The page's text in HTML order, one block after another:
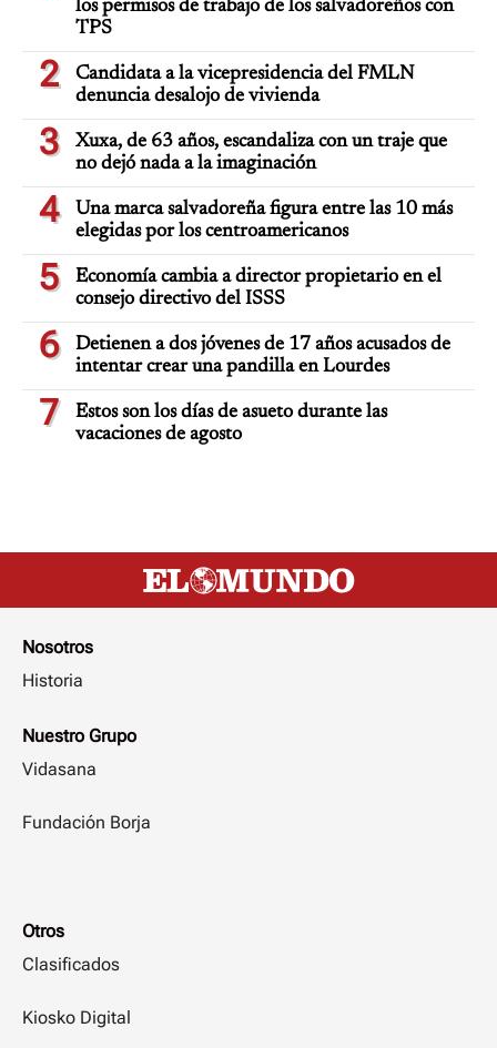
los permisos de trabajo de los salvadoreños con
TPS
2
Candidata a la vicepresidencia del FMLN
denuncia desalojo de vivienda
3
Xuxa, de 63 años, escandaliza con un traje que
no dejó nada a la imaginación
4
Una marca salvadoreña figura entre las 10 más
elegidas por los centroamericanos
5
Economía cambia a director propietario en el
consejo directivo del ISSS
6
Detienen a dos jóvenes de 17 años acusados de
intentar crear una pandilla en Lourdes
7
Estos son los días de asueto durante las
vacaciones de agosto
Nosotros
Historia
Nuestro Grupo
Vidasana
Fundación Borja
Otros
Clasificados
Kiosko Digital